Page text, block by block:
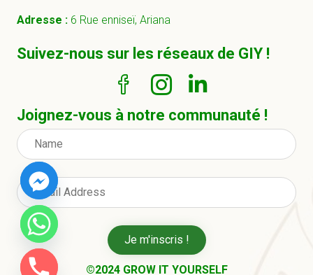
Adresse : 6 Rue enniseï, Ariana
Suivez-nous sur les réseaux de GIY !
Joignez-vous à notre communauté !
Je m'inscris !
©2024 GROW IT YOURSELF